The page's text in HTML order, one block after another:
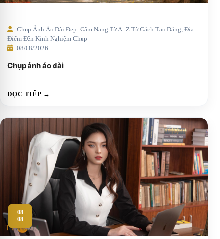
Chụp Ảnh Áo Dài Đẹp: Cẩm Nang Từ A–Z Từ Cách Tạo Dáng, Địa
Điểm Đến Kinh Nghiệm Chụp
08/08/2026
Chụp ảnh áo dài
ĐỌC TIẾP →
08
08